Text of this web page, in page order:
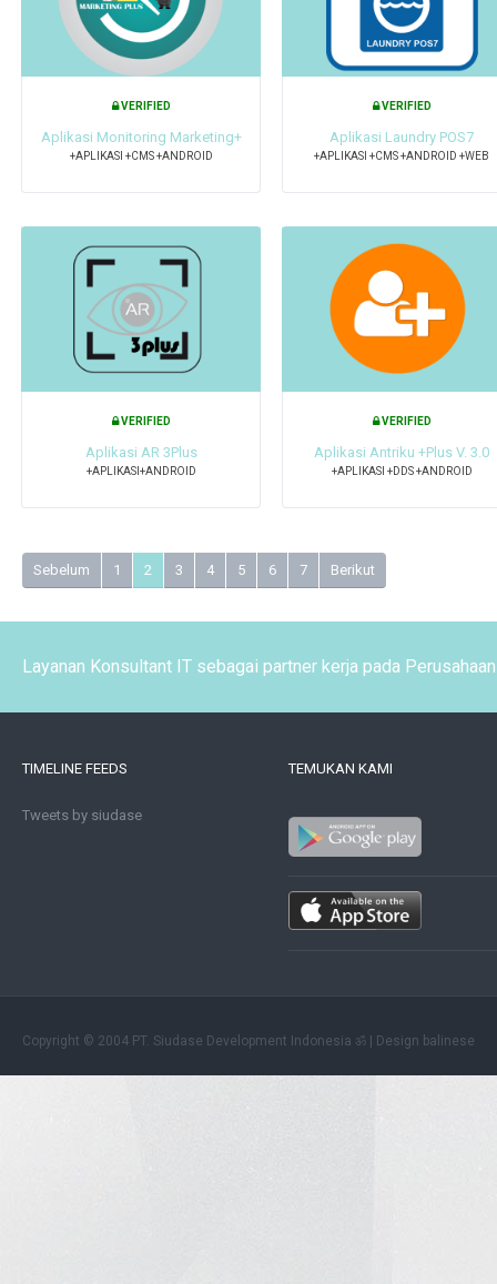
VERIFIED
Aplikasi Monitoring Marketing+
+APLIKASI +CMS +ANDROID
VERIFIED
Aplikasi Laundry POS7
+APLIKASI +CMS +ANDROID +WEB
VERIFIED
Aplikasi AR 3Plus
+APLIKASI+ANDROID
VERIFIED
Aplikasi Antriku +Plus V. 3.0
+APLIKASI +DDS +ANDROID
Sebelum 1 2 3 4 5 6 7 Berikut
Layanan Konsultant IT sebagai partner kerja pada
TIMELINE FEEDS
Tweets by siudase
TEMUKAN KAMI
Copyright © 2004 PT. Siudase Development Indonesia ॐ | Design balinese